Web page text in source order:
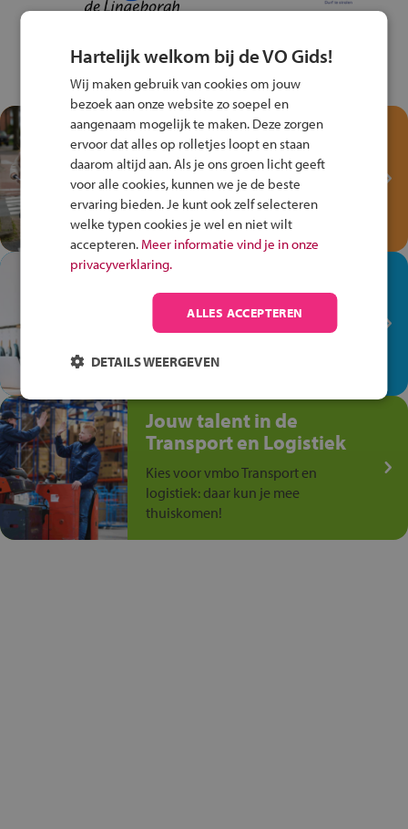
Test je kennis met het
Fiets Veilig
Verkeersspel!
Speel het Fiets Veilig Verkeersspel
en win een Cortina-fiets!
In de winkel ben je op je
plek!
Ontdek via het vmbo jouw talent
anders is!
Jouw talent in de
Transport en Logistiek
Kies voor vmbo Transport en
logistiek: daar kun je mee
thuiskomen!
Hartelijk welkom bij de VO Gids!
Wij maken gebruik van cookies om jouw
bezoek aan onze website zo soepel en
aangenaam mogelijk te maken. Deze zorgen
ervoor dat alles op rolletjes loopt en staan
daarom altijd aan. Als je ons groen licht geeft
voor alle cookies, kunnen we je de beste
ervaring bieden. Je kunt ook zelf selecteren
welke typen cookies je wel en niet wilt
accepteren. Meer informatie vind je in onze
privacyverklaring.
ALLES ACCEPTEREN
DETAILS WEERGEVEN